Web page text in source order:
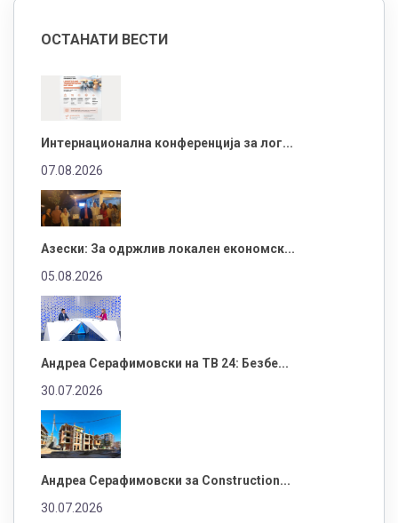
ОСТАНАТИ ВЕСТИ
Интернационална конференција за лог...
07.08.2026
Азески: За одржлив локален економск...
05.08.2026
Андреа Серафимовски на ТВ 24: Безбе...
30.07.2026
Андреа Серафимовски за Construction...
30.07.2026